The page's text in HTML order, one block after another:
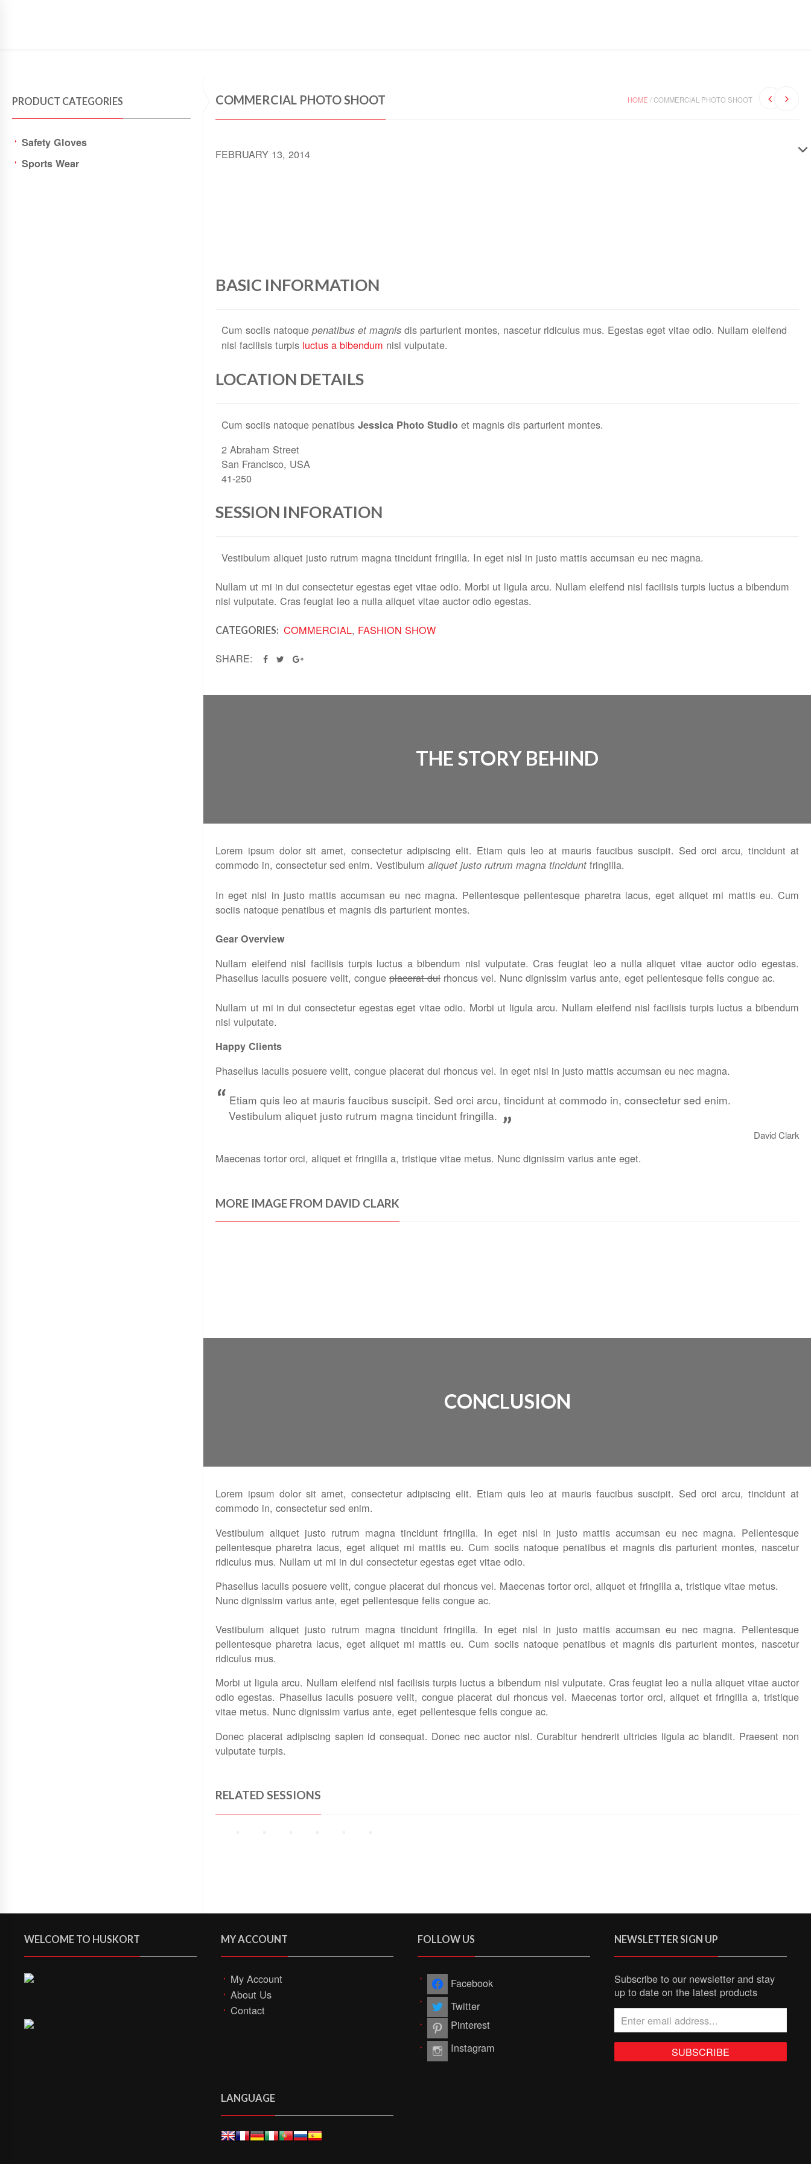
PRODUCT CATEGORIES
Safety Gloves
Sports Wear
HOME /COMMERCIAL PHOTO SHOOT
COMMERCIAL PHOTO SHOOT
FEBRUARY 13, 2014
BASIC INFORMATION
Cum sociis natoque penatibus et magnis dis parturient montes, nascetur ridiculus mus. Egestas eget vitae odio. Nullam eleifend
nisl facilisis turpis luctus a bibendum nisl vulputate.
LOCATION DETAILS
Cum sociis natoque penatibus Jessica Photo Studio et magnis dis parturient montes.
2 Abraham Street
San Francisco, USA
41-250
SESSION INFORATION
Vestibulum aliquet justo rutrum magna tincidunt fringilla. In eget nisl in justo mattis accumsan eu nec magna.
Nullam ut mi in dui consectetur egestas eget vitae odio. Morbi ut ligula arcu. Nullam eleifend nisl facilisis turpis luctus a bibendum
nisl vulputate. Cras feugiat leo a nulla aliquet vitae auctor odio egestas.
CATEGORIES: COMMERCIAL, FASHION SHOW
SHARE:
THE STORY BEHIND
Lorem ipsum dolor sit amet, consectetur adipiscing elit. Etiam quis leo at mauris faucibus suscipit. Sed orci arcu, tincidunt at
commodo in, consectetur sed enim. Vestibulum aliquet justo rutrum magna tincidunt fringilla.
In eget nisl in justo mattis accumsan eu nec magna. Pellentesque pellentesque pharetra lacus, eget aliquet mi mattis eu. Cum
sociis natoque penatibus et magnis dis parturient montes.
Gear Overview
Nullam eleifend nisl facilisis turpis luctus a bibendum nisl vulputate. Cras feugiat leo a nulla aliquet vitae auctor odio egestas.
Phasellus iaculis posuere velit, congue placerat dui rhoncus vel. Nunc dignissim varius ante, eget pellentesque felis congue ac.
Nullam ut mi in dui consectetur egestas eget vitae odio. Morbi ut ligula arcu. Nullam eleifend nisl facilisis turpis luctus a bibendum
nisl vulputate.
Happy Clients
Phasellus iaculis posuere velit, congue placerat dui rhoncus vel. In eget nisl in justo mattis accumsan eu nec magna.
“ Etiam quis leo at mauris faucibus suscipit. Sed orci arcu, tincidunt at commodo in, consectetur sed enim.
Vestibulum aliquet justo rutrum magna tincidunt fringilla. ” David Clark
Maecenas tortor orci, aliquet et fringilla a, tristique vitae metus. Nunc dignissim varius ante eget.
MORE IMAGE FROM DAVID CLARK
CONCLUSION
Lorem ipsum dolor sit amet, consectetur adipiscing elit. Etiam quis leo at mauris faucibus suscipit. Sed orci arcu, tincidunt at
commodo in, consectetur sed enim.
Vestibulum aliquet justo rutrum magna tincidunt fringilla. In eget nisl in justo mattis accumsan eu nec magna. Pellentesque
pellentesque pharetra lacus, eget aliquet mi mattis eu. Cum sociis natoque penatibus et magnis dis parturient montes, nascetur
ridiculus mus. Nullam ut mi in dui consectetur egestas eget vitae odio.
Phasellus iaculis posuere velit, congue placerat dui rhoncus vel. Maecenas tortor orci, aliquet et fringilla a, tristique vitae metus.
Nunc dignissim varius ante, eget pellentesque felis congue ac.
Vestibulum aliquet justo rutrum magna tincidunt fringilla. In eget nisl in justo mattis accumsan eu nec magna. Pellentesque
pellentesque pharetra lacus, eget aliquet mi mattis eu. Cum sociis natoque penatibus et magnis dis parturient montes, nascetur
ridiculus mus.
Morbi ut ligula arcu. Nullam eleifend nisl facilisis turpis luctus a bibendum nisl vulputate. Cras feugiat leo a nulla aliquet vitae auctor
odio egestas. Phasellus iaculis posuere velit, congue placerat dui rhoncus vel. Maecenas tortor orci, aliquet et fringilla a, tristique
vitae metus. Nunc dignissim varius ante, eget pellentesque felis congue ac.
Donec placerat adipiscing sapien id consequat. Donec nec auctor nisl. Curabitur hendrerit ultricies ligula ac blandit. Praesent non
vulputate turpis.
RELATED SESSIONS
WELCOME TO HUSKORT MY ACCOUNT
My Account
About Us
Contact
FOLLOW US
Facebook
Twitter
Pinterest
Instagram
NEWSLETTER SIGN UP
Subscribe to our newsletter and stay
up to date on the latest products
LANGUAGE